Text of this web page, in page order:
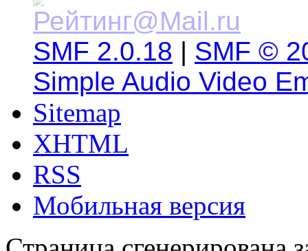
SMF 2.0.18 | SMF ©
Simple Audio Video
Sitemap
XHTML
RSS
Мобильная версия